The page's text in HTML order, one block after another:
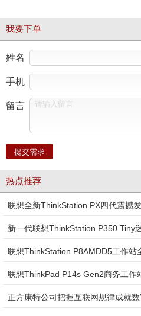
我要下单
姓名
手机
留言
提交需求
热点推荐
联想全新ThinkStation PX四代震撼
陆市场
新一代联想ThinkStation P350 Tiny
代至十一代D4处理器，1L超紧凑设
联想ThinkStation P8AMDD5工作站
联想ThinkPad P14s Gen2商务工作
业采购策略
正方康特公司把握互联网规律成就